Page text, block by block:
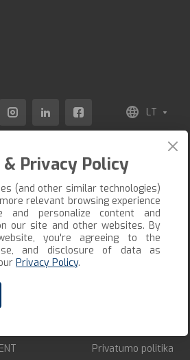
LT
109, LT-03228 Vilnius, Lietuva
trumpiausią įmanomą terminą.
iš anksto. Jei norite
turite jį suformuoti ir iš
įmonė bendradarbiauja tik su
Pristatome visoje
Privatumo politika
& Privacy Policy
(and other similar technologies)
relevant browsing experience
personalize content and
our site and other websites. By
you're agreeing to the
and disclosure of data as
Privacy Policy.